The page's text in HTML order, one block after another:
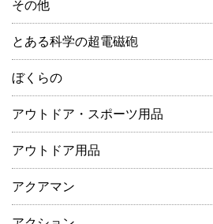
その他
とある科学の超電磁砲
ぼくらの
アウトドア・スポーツ用品
アウトドア用品
アクアマン